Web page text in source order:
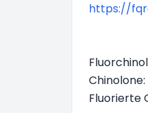
https://
Fluorierte